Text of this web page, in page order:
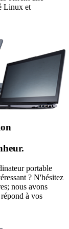
Linux et
portable
? N'hésitez
nous avons
à vos